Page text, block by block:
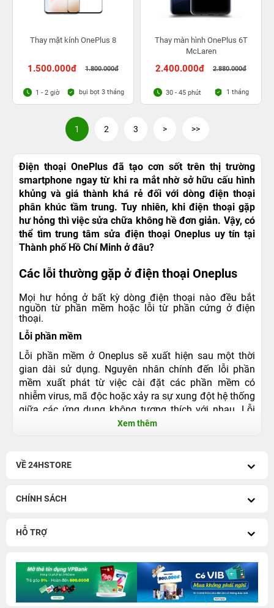
Thay mặt kính OnePlus 8
1.500.000đ 1.800.000đ
1 - 2 giờ bụi bọt 3 tháng
Thay màn hình OnePlus 6T
McLaren
2.400.000đ 2.880.000đ
30 - 45 phút 1 tháng
1 2 3 > >>
Điện thoại OnePlus đã tạo cơn sốt trên thị trường
smartphone ngay từ khi ra mắt nhờ sở hữu cấu hình
khủng và giá thành khá rẻ đối với dòng điện thoại
phân khúc tầm trung. Tuy nhiên, khi điện thoại gặp
hư hỏng thì việc sửa chữa không hề đơn giản. Vậy, có
thể tìm trung tâm sửa điện thoại Oneplus uy tín tại
Thành phố Hồ Chí Minh ở đâu?
Các lỗi thường gặp ở điện thoại Oneplus
Mọi hư hỏng ở bất kỳ dòng điện thoại nào đều bắt
nguồn từ phần mềm hoặc lỗi từ phần cứng ở điện
thoại.
Lỗi phần mềm
Lỗi phần mềm ở Oneplus sẽ xuất hiện sau một thời
gian dài sử dụng. Nguyên nhân chính đến lỗi phần
mềm xuất phát từ việc cài đặt các phần mềm có
nhiễm virus, mã độc hoặc xảy ra sự xung đột hệ thống
giữa các ứng dụng không tương thích với nhau. Lỗi
phần mềm cũng có thể xảy ra nếu lâu ngày người
cũng khiến cho phần mềm của máy bị hư.
như:
lag hoặc đơ máy.
lỗi buộc dừng ứng dụng (forced close) liên tục nhiều
lần.
Điện thoại Oneplus bị treo Logo (lỗi này cũng có thể
Xem thêm
VỀ 24HSTORE
CHÍNH SÁCH
HỖ TRỢ